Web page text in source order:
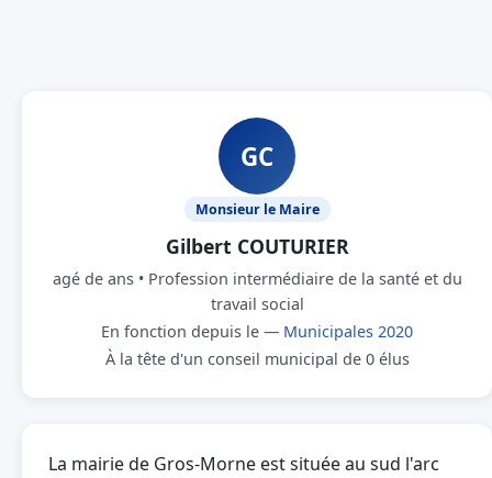
GC
Monsieur le Maire
Gilbert COUTURIER
agé de ans • Profession intermédiaire de la santé et du
travail social
En fonction depuis le — Municipales 2020
À la tête d'un conseil municipal de 0 élus
La mairie de Gros-Morne est située au sud l'arc